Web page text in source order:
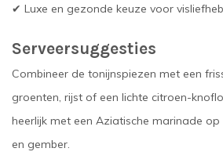
✔ Luxe en gezonde keuze voor
Serveersuggesties
Combineer de tonijnspiezen met een
groenten, rijst of een lichte citroen-
heerlijk met een Aziatische marinade
en gember.